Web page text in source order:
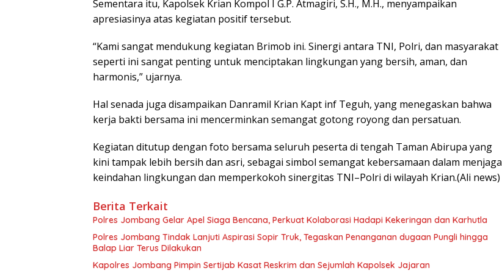
Sementara itu, Kapolsek Krian Kompol I G.P. Atmagiri, S.H., M.H., menyampaikan
apresiasinya atas kegiatan positif tersebut.
“Kami sangat mendukung kegiatan Brimob ini. Sinergi antara TNI, Polri, dan masyarakat
seperti ini sangat penting untuk menciptakan lingkungan yang bersih, aman, dan
harmonis,” ujarnya.
Hal senada juga disampaikan Danramil Krian Kapt inf Teguh, yang menegaskan bahwa
kerja bakti bersama ini mencerminkan semangat gotong royong dan persatuan.
Kegiatan ditutup dengan foto bersama seluruh peserta di tengah Taman Abirupa yang
kini tampak lebih bersih dan asri, sebagai simbol semangat kebersamaan dalam menjaga
keindahan lingkungan dan memperkokoh sinergitas TNI–Polri di wilayah Krian.(Ali news)
Berita Terkait
Polres Jombang Gelar Apel Siaga Bencana, Perkuat Kolaborasi Hadapi Kekeringan dan Karhutla
Polres Jombang Tindak Lanjuti Aspirasi Sopir Truk, Tegaskan Penanganan dugaan Pungli hingga
Balap Liar Terus Dilakukan
Kapolres Jombang Pimpin Sertijab Kasat Reskrim dan Sejumlah Kapolsek Jajaran